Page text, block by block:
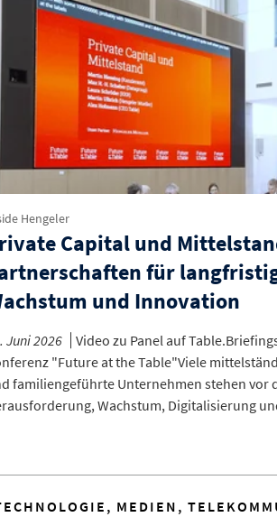
Hengeler
Capital und
für
und Innovation
Juni 2026
Video zu Panel auf
"Future at the Table"Viele
familiengeführte Unternehmen stehen vor
Wachstum, Digitalisierung
MEDIEN,